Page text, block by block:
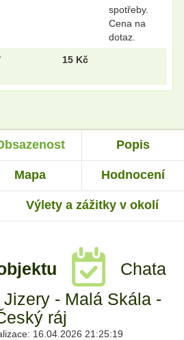
spotřeby.
Cena na
dotaz.
15 Kč
Popis
Mapa Hodnocení
Výlety a zážitky v okolí
Chata
- Malá Skála -
ráj
16.04.2026 21:25:19